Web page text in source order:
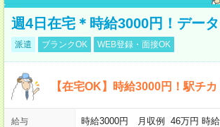
週4日在宅＊時給3000円！デー
派遣 ブランクOK WEB登録・面接OK
【在宅OK】時給3000円！駅チ
給与
時給3000円 月収例 46万円 時